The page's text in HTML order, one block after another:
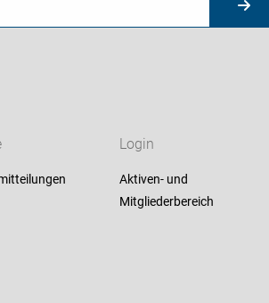
Login
Aktiven- und
Mitgliederbereich